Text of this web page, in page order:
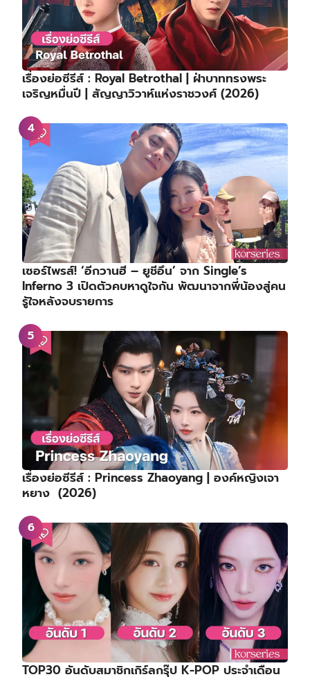
เรื่องย่อซีรีส์ : Royal Betrothal | ฝ่าบาททรงพระ
เจริญหมื่นปี | สัญญาวิวาห์แห่งราชวงศ์ (2026)
เซอร์ไพรส์! ‘อีกวานฮี – ยูชีอึน’ จาก Single’s
Inferno 3 เปิดตัวคบหาดูใจกัน พัฒนาจากพี่น้องสู่คน
รู้ใจหลังจบรายการ
เรื่องย่อซีรีส์ : Princess Zhaoyang | องค์หญิงเจา
หยาง (2026)
TOP30 อันดับสมาชิกเกิร์ลกรุ๊ป K-POP ประจำเดือน